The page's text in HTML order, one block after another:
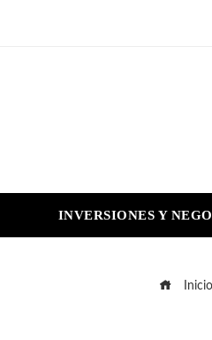
INVERSIONES Y
Inicio